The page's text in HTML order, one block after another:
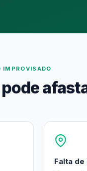
IMPROVISADO
Falta